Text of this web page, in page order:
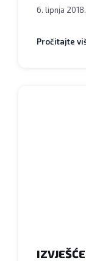
6. lipnja 2018.
Pročitajte